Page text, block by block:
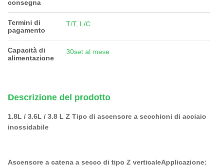
consegna
Termini di
pagamento
T/T, L/C
Capacità di
alimentazione
30set al mese
Descrizione del prodotto
1.8L / 3.6L / 3.8 L Z Tipo di ascensore a secchioni di acciaio
inossidabile
Ascensore a catena a secco di tipo Z verticaleApplicazione: